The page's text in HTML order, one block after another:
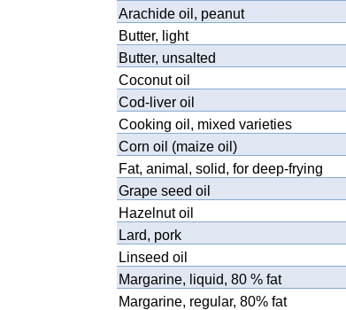
Arachide oil, peanut
Butter, light
Butter, unsalted
Coconut oil
Cod-liver oil
Cooking oil, mixed varieties
Corn oil (maize oil)
Fat, animal, solid, for deep-frying
Grape seed oil
Hazelnut oil
Lard, pork
Linseed oil
Margarine, liquid, 80 % fat
Margarine, regular, 80% fat